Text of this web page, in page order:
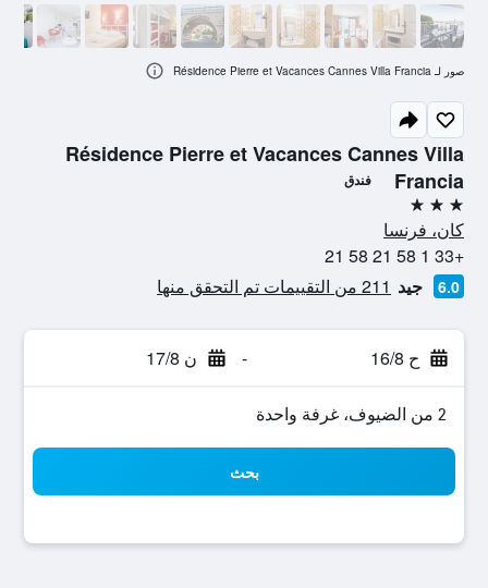
Résidence Pierre et Vacances Cannes Villa
Francia
فندق
3 نجوم
كان، فرنسا
+33 1 58 21 58 21
6.0 جيد 211 من التقييمات تم التحقق منها
ح 16/8 - ن 17/8
2 من الضيوف، غرفة واحدة
بحث
صور لـ Résidence Pierre et Vacances Cannes Villa Francia